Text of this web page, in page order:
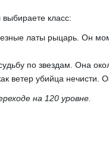
класс:
латы рыцарь. Он
по звездам. Она
ветер убийца нечисти.
на 120 уровне.